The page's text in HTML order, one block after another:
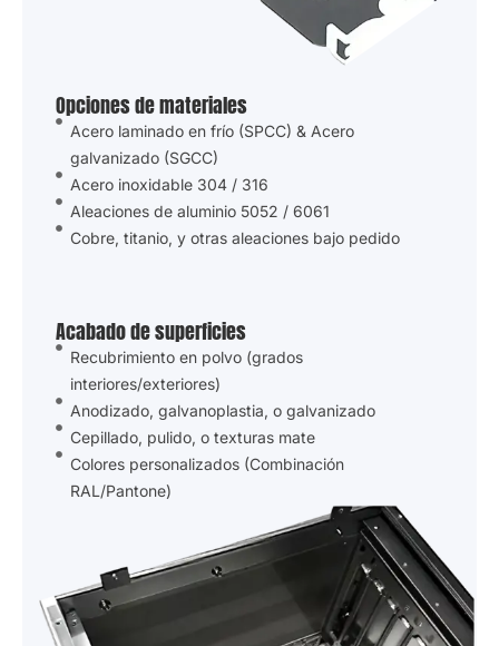
Opciones de materiales
Acero laminado en frío (SPCC) & Acero
galvanizado (SGCC)
Acero inoxidable 304 / 316
Aleaciones de aluminio 5052 / 6061
Acabado de superficies
Recubrimiento en polvo (grados
interiores/exteriores)
Anodizado, galvanoplastia, o galvanizado
Cepillado, pulido, o texturas mate
Colores personalizados (Combinación